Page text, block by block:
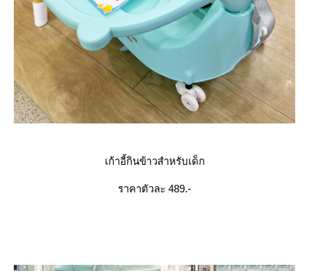
เก้าอี้กินข้าวสำหรับเด็ก
ราคาตัวละ 489.-